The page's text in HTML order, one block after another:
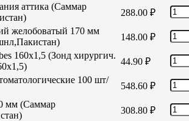
аттика (Саммар
288.00 ₽
желобоватый 170 мм
148.00 ₽
160х1,5 (Зонд хирургич.
44.90 ₽
100 шт/
548.60 ₽
мм (Саммар
308.80 ₽